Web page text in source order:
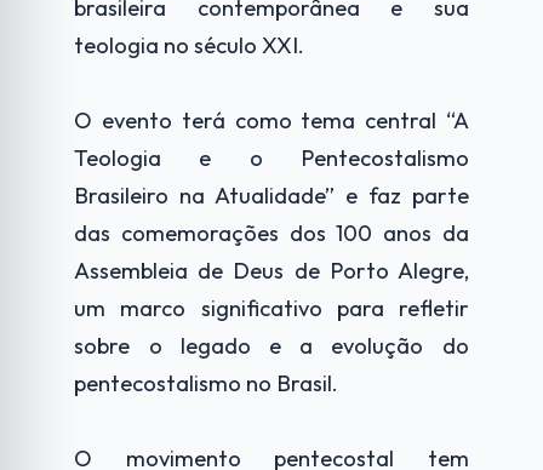
brasileira contemporânea e sua
teologia no século XXI.
O evento terá como tema central “A
Teologia e o Pentecostalismo
Brasileiro na Atualidade” e faz parte
das comemorações dos 100 anos da
Assembleia de Deus de Porto Alegre,
um marco significativo para refletir
sobre o legado e a evolução do
pentecostalismo no Brasil.
O movimento pentecostal tem